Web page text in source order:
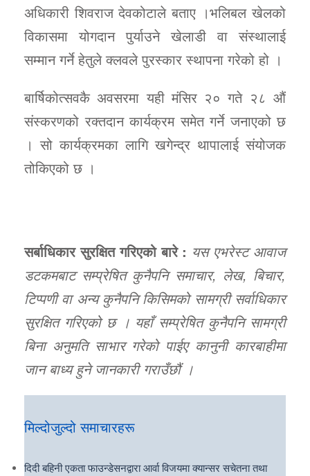
अधिकारी शिवराज देवकोटाले बताए ।भलिबल खेलको
विकासमा योगदान पुर्याउने खेलाडी वा संस्थालाई
सम्मान गर्ने हेतुले क्लवले पुरस्कार स्थापना गरेको हो ।
बार्षिकोत्सवकै अवसरमा यही मंसिर २० गते २८ औं
संस्करणको रक्तदान कार्यक्रम समेत गर्ने जनाएको छ
। सो कार्यक्रमका लागि खगेन्द्र थापालाई संयोजक
तोकिएको छ ।
सर्बाधिकार सुरक्षित गरिएको बारे : यस एभरेस्ट आवाज
डटकमबाट सम्प्रेषित कुनैपनि समाचार, लेख, बिचार,
टिप्पणी वा अन्य कुनैपनि किसिमको सामग्री सर्वाधिकार
सुरक्षित गरिएको छ । यहाँ सम्प्रेषित कुनैपनि सामग्री
बिना अनुमति साभार गरेको पाईए कानुनी कारबाहीमा
जान बाध्य हुने जानकारी गराउँछौं ।
मिल्दोजुल्दो समाचारहरू
दिदी बहिनी एकता फाउन्डेसनद्वारा आर्वा विजयमा क्यान्सर सचेतना तथा